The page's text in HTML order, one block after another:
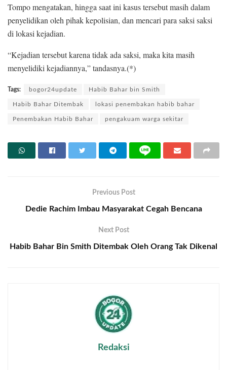
Tompo mengatakan, hingga saat ini kasus tersebut masih dalam
penyelidikan oleh pihak kepolisian, dan mencari para saksi saksi
di lokasi kejadian.
“Kejadian tersebut karena tidak ada saksi, maka kita masih
menyelidiki kejadiannya,” tandasnya.(*)
Tags: bogor24update Habib Bahar bin Smith
Habib Bahar Ditembak lokasi penembakan habib bahar
Penembakan Habib Bahar pengakuam warga sekitar
Previous Post
Dedie Rachim Imbau Masyarakat Cegah Bencana
Next Post
Habib Bahar Bin Smith Ditembak Oleh Orang Tak Dikenal
Redaksi